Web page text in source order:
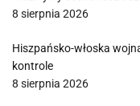
8 sierpnia 2026
Hiszpańsko-włoska
kontrole
8 sierpnia 2026